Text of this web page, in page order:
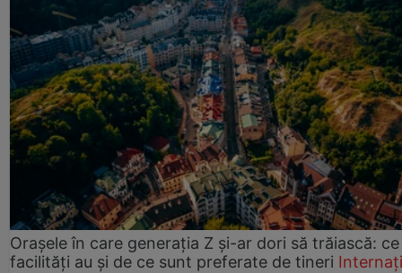
Orașele în care generația Z și-ar dori să trăiască: ce
facilități au și de ce sunt preferate de tineri